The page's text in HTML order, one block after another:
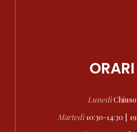
ORARI
LunedìChiuso
Martedì 10:30-14:30 |